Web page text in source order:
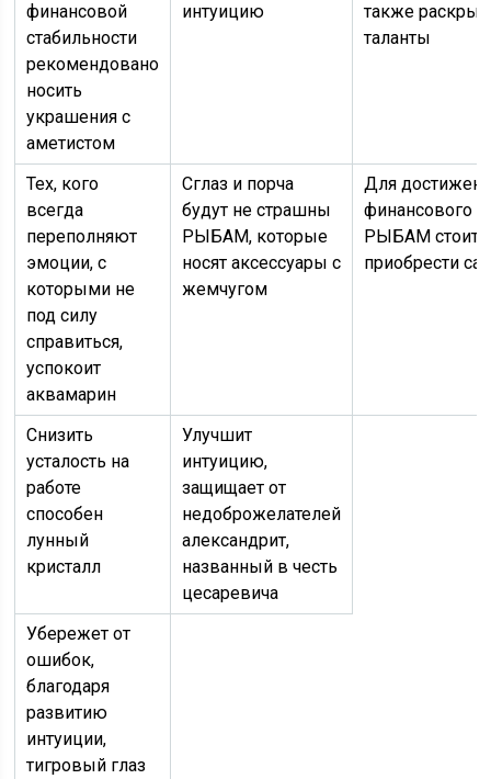
финансовой
стабильности
рекомендовано
носить
украшения с
аметистом
интуицию
также
таланты
Тех, кого
всегда
переполняют
эмоции, с
которыми не
под силу
справиться,
успокоит
аквамарин
Сглаз и порча
будут не страшны
РЫБАМ, которые
носят аксессуары с
жемчугом
Для
финансового
РЫБАМ стоит
приобрести
Снизить
усталость на
работе
способен
лунный
кристалл
Улучшит
интуицию,
защищает от
недоброжелателей
александрит,
названный в честь
цесаревича
Убережет от
ошибок,
благодаря
развитию
интуиции,
тигровый глаз